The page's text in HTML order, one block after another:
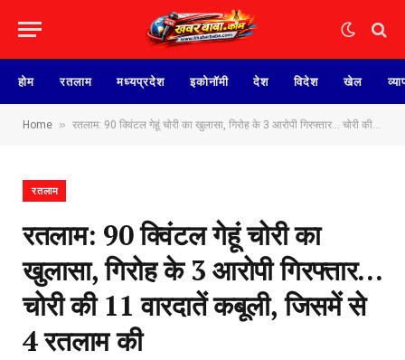
होम रतलाम मध्यप्रदेश इकोनॉमी देश विदेश खेल
Home » रतलाम: 90 क्विंटल गेहूं चोरी का खुलासा, गिरोह के 3 आरोपी गिरफ्तार… चोरी की 11 वारदातें कबूली, जिसमें से 4 रतलाम की
रतलाम
रतलाम: 90 क्विंटल गेहूं चोरी का
खुलासा, गिरोह के 3 आरोपी गिरफ्तार…
चोरी की 11 वारदातें कबूली, जिसमें से
4 रतलाम की